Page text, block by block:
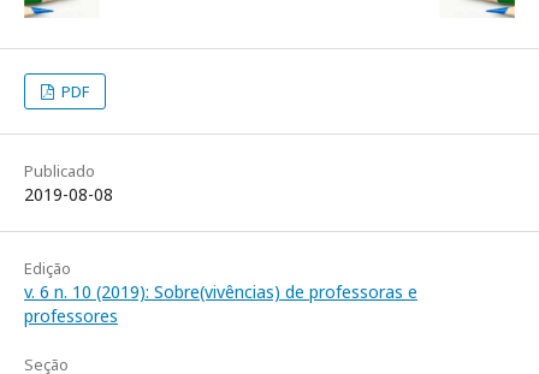
PDF
Publicado
2019-08-08
Edição
v. 6 n. 10 (2019): Sobre(vivências) de professoras e
professores
Seção